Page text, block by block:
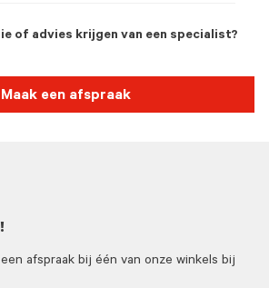
of advies krijgen van een specialist?
Maak een afspraak
afspraak bij één van onze winkels bij